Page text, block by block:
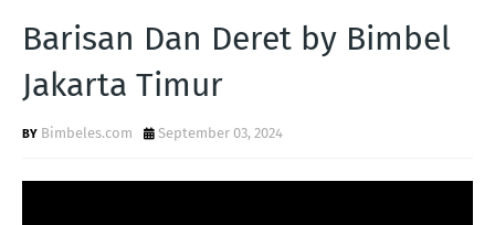
Barisan Dan Deret by Bimbel
Jakarta Timur
Bimbeles.com September 03, 2024